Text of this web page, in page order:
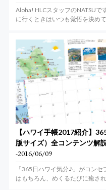
Aloha! HLCスタッフのNATSUで
に行くときはいつも覚悟を決め
【ハワイ手帳2017紹介】
版サイズ）全コンテンツ解
-2016/06/09
「365日ハワイ気分♪」がコン
はもちろん、めくるたびに癒さ